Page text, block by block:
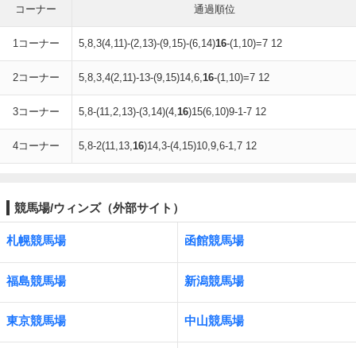
コーナー 通過順位
1コーナー 5,8,3(4,11)-(2,13)-(9,15)-(6,14)16-(1,10)=7 12
2コーナー 5,8,3,4(2,11)-13-(9,15)14,6,16-(1,10)=7 12
3コーナー 5,8-(11,2,13)-(3,14)(4,16)15(6,10)9-1-7 12
4コーナー 5,8-2(11,13,16)14,3-(4,15)10,9,6-1,7 12
競馬場/ウィンズ（外部サイト）
札幌競馬場 函館競馬場
福島競馬場 新潟競馬場
東京競馬場 中山競馬場